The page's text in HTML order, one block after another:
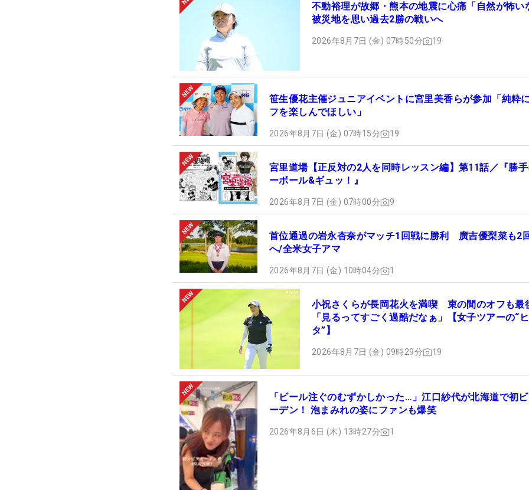
不動裕理が故郷・熊本の地震に心痛「自然が怖
被災地を思い過去2勝の戦いへ
2026年8月7日 (金) 07時50分 19
笹生優花主催ジュニアイベントに宮里美香らが参加「純粋
フを楽しんでほしい」
2026年8月7日 (金) 07時15分 19
宮里道場【正反対の2人を同時レッスン編】第11話／『勝
ーボール&ギュッ！』
2026年8月7日 (金) 07時00分 9
首位通過の岩永杏奈がマッチ1回戦に勝利 廣吉優梨菜も2
へ/全米女子アマ
2026年8月7日 (金) 10時04分 1
小祝さくらが長岡花火を満喫 束の間のオフも最
「見るってすごく過酷だなぁ」【女子ツアーの“
タ”】
2026年8月7日 (金) 09時29分 19
「ビール注ぐのむずかしかった…」江口紗代が北海道で初
ーデン！ 泡まみれの姿にファンも爆笑
2026年8月6日 (木) 13時27分 1